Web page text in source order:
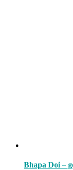
Bhapa Doi –